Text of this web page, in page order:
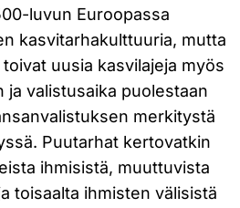
luvun Euroopassa
kasvitarhakulttuuria, mutta
uusia kasvilajeja myös
ja valistusaika puolestaan
merkitystä
Puutarhat kertovatkin
ihmisistä, muuttuvista
toisaalta ihmisten välisistä